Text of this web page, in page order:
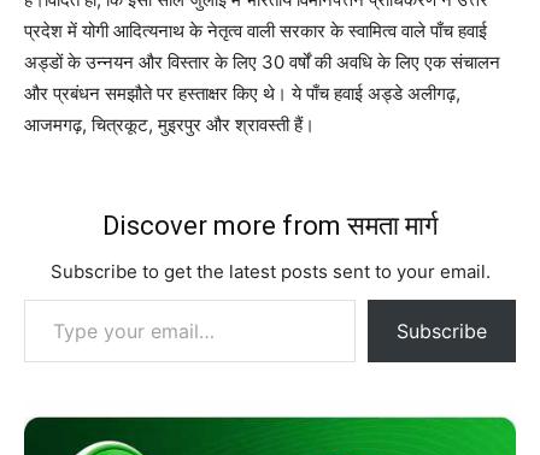
प्रदेश में योगी आदित्यनाथ के नेतृत्व वाली सरकार के स्वामित्व वाले पाँच हवाई
अड्डों के उन्नयन और विस्तार के लिए 30 वर्षों की अवधि के लिए एक संचालन
और प्रबंधन समझौते पर हस्ताक्षर किए थे। ये पाँच हवाई अड्डे अलीगढ़,
आजमगढ़, चित्रकूट, मुइरपुर और श्रावस्ती हैं।
Discover more from समता मार्ग
Subscribe to get the latest posts sent to your email.
Type your email…
Subscribe